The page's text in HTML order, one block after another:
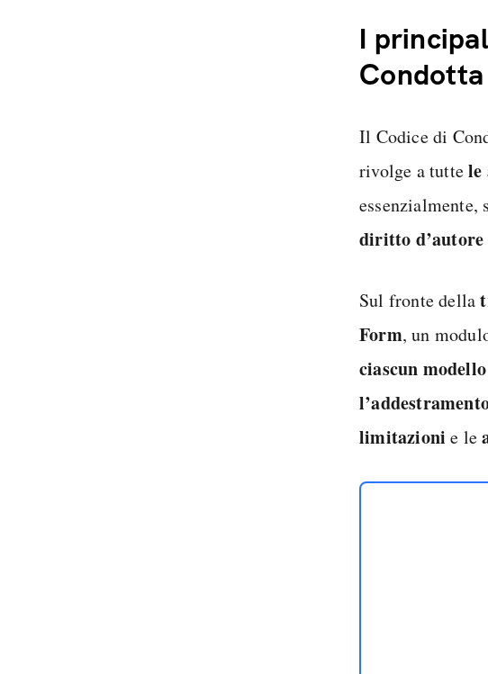
I
Condotta
Il Codice di
rivolge a tuttele
diritto d’autore
Sul fronte della
Form, un
ciascun
limitazioni e le